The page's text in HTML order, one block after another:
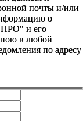
почты и/или
о
и его
в любой
по адресу